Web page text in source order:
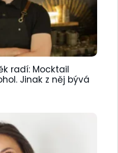
radí: Mocktail
Jinak z něj bývá